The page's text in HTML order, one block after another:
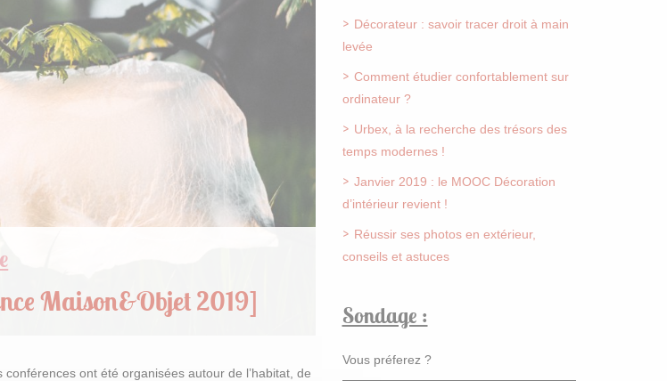
Maison&Objet 2019]
ont été organisées autour de l’habitat, de
Décorateur : savoir tracer droit à main
levée
Comment étudier confortablement sur
ordinateur ?
Urbex, à la recherche des trésors des
temps modernes !
Janvier 2019 : le MOOC Décoration
d’intérieur revient !
Réussir ses photos en extérieur,
conseils et astuces
Sondage :
Vous préferez ?